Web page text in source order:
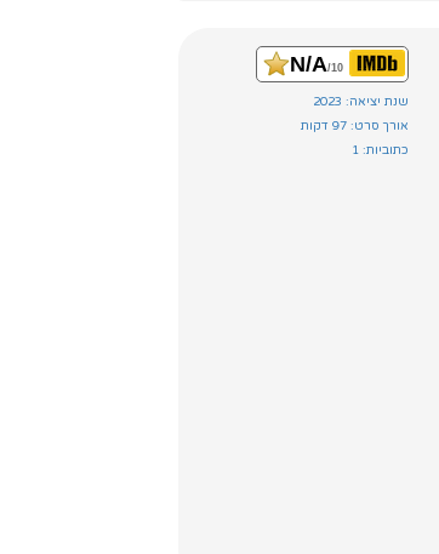
N/A/10
שנת יציאה: 2023
אורך סרט: 97 דקות
כתוביות: 1